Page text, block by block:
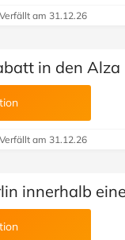
Verfällt am 31.12.26
in den Alza
Verfällt am 31.12.26
innerhalb